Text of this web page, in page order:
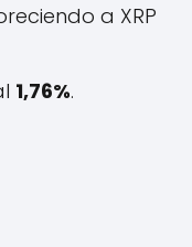
a XRP
1,76%.